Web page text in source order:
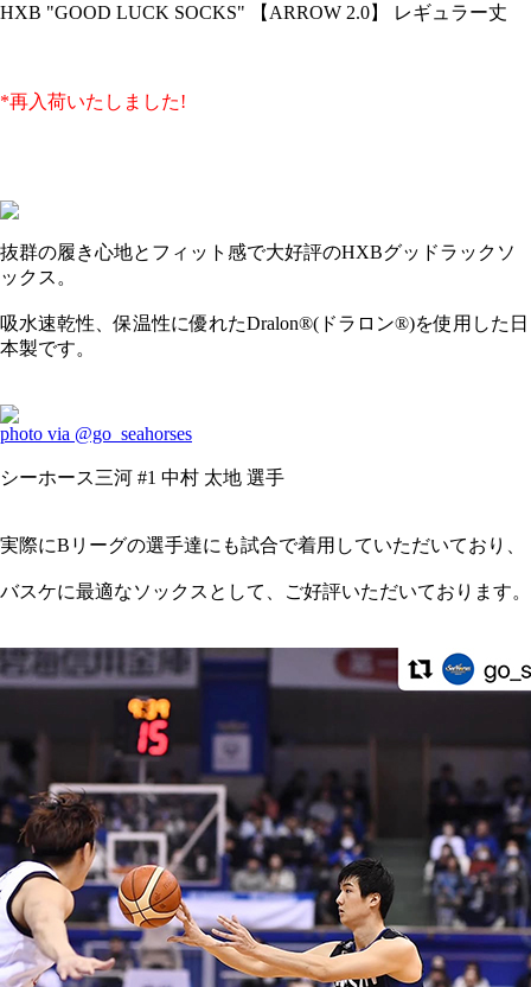
HXB "GOOD LUCK SOCKS" 【ARROW 2.0】 レギュラー丈
*再入荷いたしました!
抜群の履き心地とフィット感で大好評のHXBグッドラックソ
ックス。
吸水速乾性、保温性に優れたDralon®(ドラロン®)を使用した日
本製です。
photo via @go_seahorses
シーホース三河 #1 中村 太地 選手
実際にBリーグの選手達にも試合で着用していただいており、
バスケに最適なソックスとして、ご好評いただいております。